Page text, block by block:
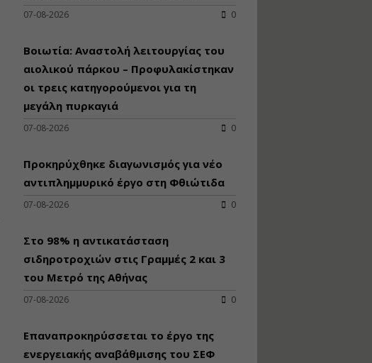
07-08-2026 0
Βοιωτία: Αναστολή λειτουργίας του
αιολικού πάρκου – Προφυλακίστηκαν
οι τρεις κατηγορούμενοι για τη
μεγάλη πυρκαγιά
07-08-2026 0
Προκηρύχθηκε διαγωνισμός για νέo
αντιπλημμυρικό έργο στη Φθιώτιδα
07-08-2026 0
Στο 98% η αντικατάσταση
σιδηροτροχιών στις Γραμμές 2 και 3
του Μετρό της Αθήνας
07-08-2026 0
Επαναπροκηρύσσεται το έργο της
ενεργειακής αναβάθμισης του ΣΕΦ
υδατοδεξαμενής
Εισηγητής: Χρήστος Ροδόπουλος
Τιμή από: €230.00
Διάρκεια: 14 ώρες
Διαδικασία
κατάταξης
Νικόλαος Σαρούκος
Τιμή από: €145.00